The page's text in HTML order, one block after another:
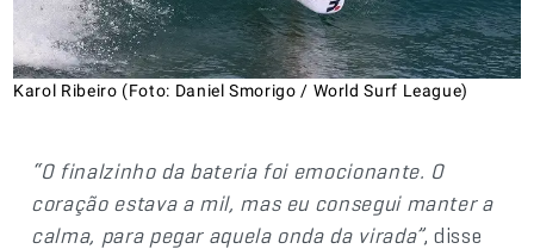
Karol Ribeiro (Foto: Daniel Smorigo / World Surf League)
“O finalzinho da bateria foi emocionante. O
coração estava a mil, mas eu consegui manter a
calma, para pegar aquela onda da virada”, disse